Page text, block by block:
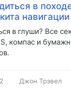
в
навигации
в глуши? Все
компас и
Джон Трэвел